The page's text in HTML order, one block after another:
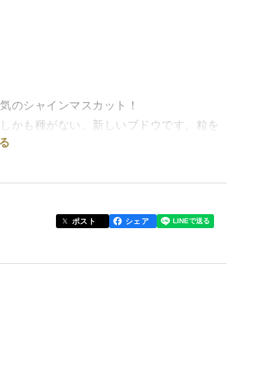
のシャインマスカット！
かも種がない、新しいブドウです。粒を
と香りが広がります。
ポスト シェア